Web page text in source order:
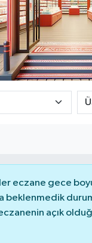
eczane gece
beklenmedik
açık